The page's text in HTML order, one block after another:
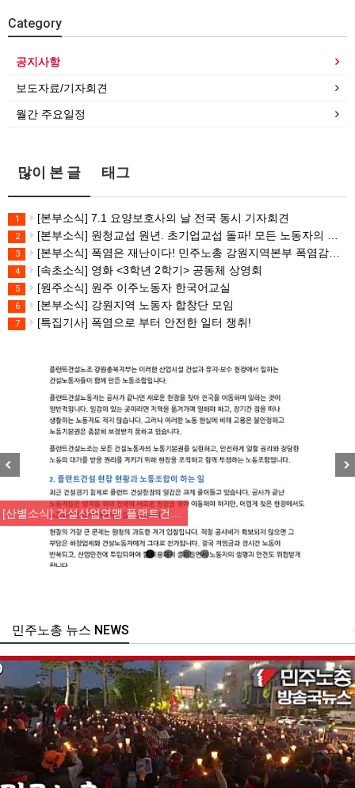
Category
공지사항
보도자료/기자회견
월간 주요일정
많이 본 글 태그
1 [본부소식] 7.1 요양보호사의 날 전국 동시 기자회견
2 [본부소식] 원청교섭 원년. 초기업교섭 돌파! 모든 노동자의 노동기본권 쟁취! 민주노총 7.15 총파업대회
3 [본부소식] 폭염은 재난이다! 민주노총 강원지역본부 폭염감시단 선포 기자회견
4 [속초소식] 영화 <3학년 2학기> 공동체 상영회
5 [원주소식] 원주 이주노동자 한국어교실
6 [본부소식] 강원지역 노동자 합창단 모임
7 [특집기사] 폭염으로 부터 안전한 일터 쟁취!
[산별소식] 건설산업연맹 플랜트건…
주노총 뉴스 NEWS